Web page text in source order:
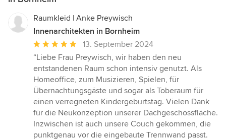
Raumkleid | Anke Preywisch
Innenarchitekten in Bornheim
Durchschnittliche
Bewertung:
5
von
5
Sternen
13. September 2024
“Liebe Frau Preywisch, wir haben den neu
entstandenen Raum schon intensiv genutzt. Als
Homeoffice, zum Musizieren, Spielen, für
Übernachtungsgäste und sogar als Toberaum für
einen verregneten Kindergeburtstag. Vielen Dank
für die Neukonzeption unserer Dachgeschossfläche.
Inzwischen ist auch unsere Couch gekommen, die
punktgenau vor die eingebaute Trennwand passt.